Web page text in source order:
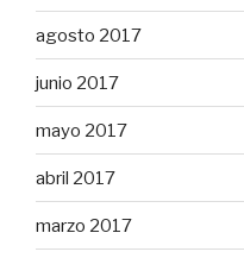
agosto 2017
junio 2017
mayo 2017
abril 2017
marzo 2017